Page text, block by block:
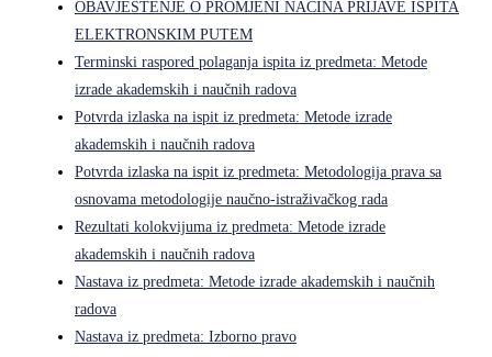
OBAVJEŠTENJE O PROMJENI NAČINA PRIJAVE ISPITA
ELEKTRONSKIM PUTEM
Terminski raspored polaganja ispita iz predmeta: Metode
izrade akademskih i naučnih radova
Potvrda izlaska na ispit iz predmeta: Metode izrade
akademskih i naučnih radova
Potvrda izlaska na ispit iz predmeta: Metodologija prava sa
osnovama metodologije naučno-istraživačkog rada
Rezultati kolokvijuma iz predmeta: Metode izrade
akademskih i naučnih radova
Nastava iz predmeta: Metode izrade akademskih i naučnih
radova
Nastava iz predmeta: Izborno pravo